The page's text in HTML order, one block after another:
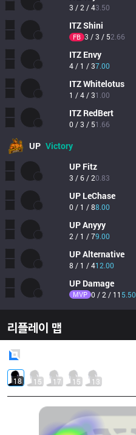
3 / 2 / 43.50
ITZShini
FB 3 / 3 / 52.66
ITZ Envy
4 / 1 / 37.00
ITZWhitelotus
1 / 4 / 31.00
ITZ RedBert
0 / 3 / 51.66
UP Victory
UP Fitz
3 / 6 / 20.83
UP LeChase
0 / 1 / 88.00
UPAnyyy
2 / 1 / 79.00
UPAlternative
8 / 1 / 412.00
UP Damage
MVP 0 / 2 / 11 5.50
리플레이 맵
18 15 17 15 13